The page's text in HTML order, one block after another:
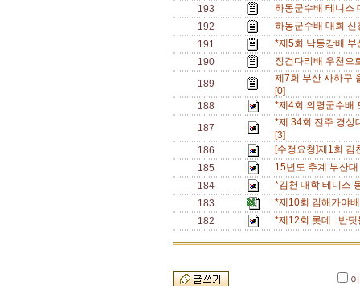
193
하동군수배 테니스
192
하동군수배 대회
191
*제5회 낙동강배
190
징검다리배 우천
189
제7회 부산 사하구
[0]
188
*제4회 의령군수배
187
*제 34회 진주 경상
[3]
186
[수정요청]제1회
185
15년도 추계 부산
184
*김천 대학 테니스
183
*제10회 김해가야
182
*제12회 롯데 . 반